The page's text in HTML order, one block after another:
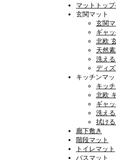
マットトッ
玄関マット
玄関
ギャ
北欧
天然
洗え
ディ
キッチンマッ
キッ
北欧
ギャ
洗え
拭け
廊下敷き
階段マット
トイレマット
バスマット